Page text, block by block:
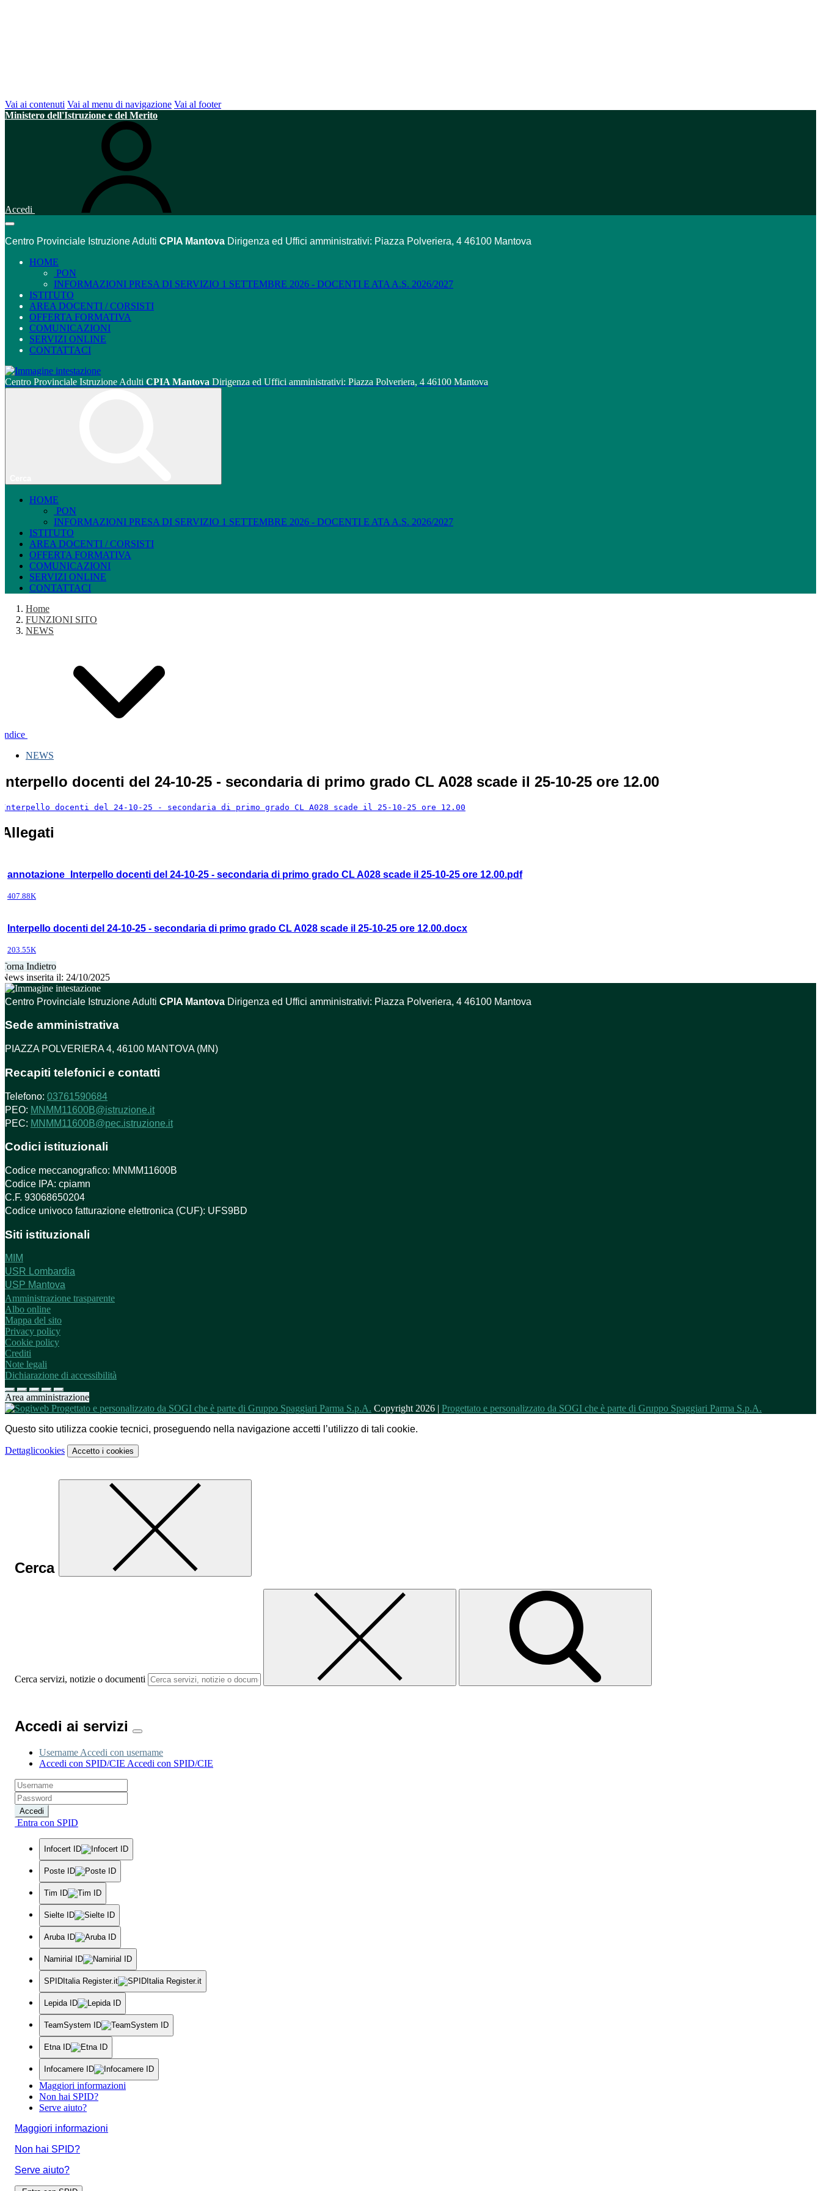
Vai ai contenuti Vai al menu di navigazione Vai al footer
Ministero dell'Istruzione e del Merito
Accedi
Centro Provinciale Istruzione Adulti CPIA Mantova Dirigenza ed Uffici amministrativi: Piazza Polveriera, 4 46100 Mantova
HOME
PON
INFORMAZIONI PRESA DI SERVIZIO 1 SETTEMBRE 2026 - DOCENTI E ATA A.S. 2026/2027
ISTITUTO
AREA DOCENTI / CORSISTI
OFFERTA FORMATIVA
COMUNICAZIONI
SERVIZI ONLINE
CONTATTACI
Centro Provinciale Istruzione Adulti CPIA Mantova Dirigenza ed Uffici amministrativi: Piazza Polveriera, 4 46100 Mantova
HOME
PON
INFORMAZIONI PRESA DI SERVIZIO 1 SETTEMBRE 2026 - DOCENTI E ATA A.S. 2026/2027
ISTITUTO
AREA DOCENTI / CORSISTI
OFFERTA FORMATIVA
COMUNICAZIONI
SERVIZI ONLINE
CONTATTACI
Home
FUNZIONI SITO
NEWS
Indice
NEWS
Interpello docenti del 24-10-25 - secondaria di primo grado CL A028 scade il 25-10-25 ore 12.00
Interpello docenti del 24-10-25 - secondaria di primo grado CL A028 scade il 25-10-25 ore 12.00
Allegati
annotazione_Interpello docenti del 24-10-25 - secondaria di primo grado CL A028 scade il 25-10-25 ore 12.00.pdf
407.88K
Interpello docenti del 24-10-25 - secondaria di primo grado CL A028 scade il 25-10-25 ore 12.00.docx
203.55K
Torna Indietro
News inserita il: 24/10/2025
Centro Provinciale Istruzione Adulti CPIA Mantova Dirigenza ed Uffici amministrativi: Piazza Polveriera, 4 46100 Mantova
Sede amministrativa
PIAZZA POLVERIERA 4, 46100 MANTOVA (MN)
Recapiti telefonici e contatti
Telefono: 03761590684
PEO: MNMM11600B@istruzione.it
PEC: MNMM11600B@pec.istruzione.it
Codici istituzionali
Codice meccanografico: MNMM11600B
Codice IPA: cpiamn
C.F. 93068650204
Codice univoco fatturazione elettronica (CUF): UFS9BD
Siti istituzionali
MIM
USR Lombardia
USP Mantova
Amministrazione trasparente
Albo online
Mappa del sito
Privacy policy
Cookie policy
Crediti
Note legali
Dichiarazione di accessibilità
Area amministrazione
Copyright 2026 | Progettato e personalizzato da SOGI che è parte di Gruppo Spaggiari Parma S.p.A.
Questo sito utilizza cookie tecnici, proseguendo nella navigazione accetti l’utilizzo di tali cookie.
Dettaglicookies Accetto i cookies
Cerca
Cerca servizi, notizie o documenti
Accedi ai servizi
Username Accedi con username
Accedi con SPID/CIE Accedi con SPID/CIE
Accedi
Entra con SPID
Infocert ID
Poste ID
Tim ID
Sielte ID
Aruba ID
Namirial ID
SPIDItalia Register.it
Lepida ID
TeamSystem ID
Etna ID
Infocamere ID
Maggiori informazioni
Non hai SPID?
Serve aiuto?
Maggiori informazioni
Non hai SPID?
Serve aiuto?